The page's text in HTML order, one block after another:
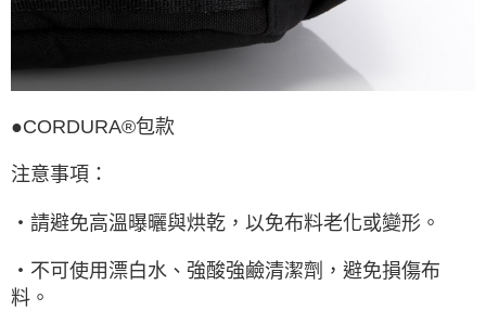
●CORDURA®包款
注意事項：
‧請避免高溫曝曬與烘乾，以免布料老化或變形。
‧不可使用漂白水、強酸強鹼清潔劑，避免損傷布
料。